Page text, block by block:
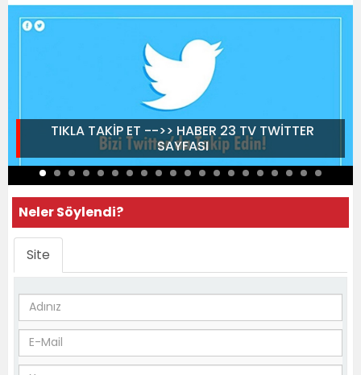
TIKLA TAKİP ET -->> HABER 23 TV TWİTTER
SAYFASI
Neler Söylendi?
Site